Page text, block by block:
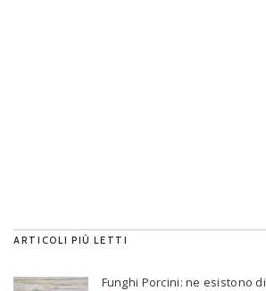
ARTICOLI PIÙ LETTI
Funghi Porcini: ne esistono